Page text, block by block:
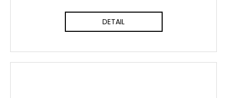
DETAIL